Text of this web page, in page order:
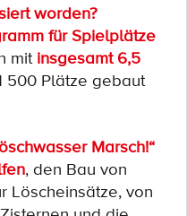
worden?
für Spielplätze
mitinsgesamt 6,5
500 Plätze gebaut
Marsch!“
, den Bau von
Löscheinsätze, von